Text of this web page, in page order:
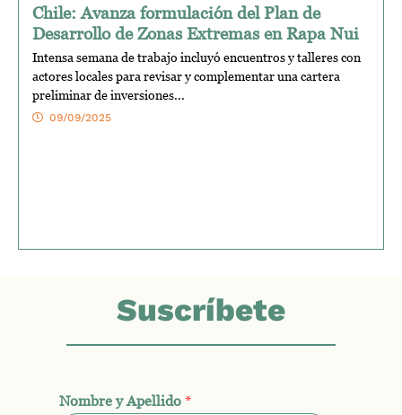
Chile: Avanza formulación del Plan de
Desarrollo de Zonas Extremas en Rapa Nui
Intensa semana de trabajo incluyó encuentros y talleres con
actores locales para revisar y complementar una cartera
preliminar de inversiones...
09/09/2025
Suscríbete
Nombre y Apellido *